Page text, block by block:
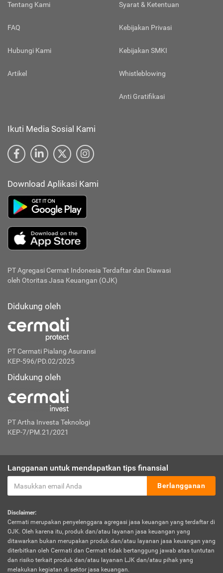
Tentang Kami
FAQ
Hubungi Kami
Artikel
Syarat & Ketentuan
Kebijakan Privasi
Kebijakan SMKI
Whistleblowing
Anti Gratifikasi
Ikuti Media Sosial Kami
Download Aplikasi Kami
PT Agregasi Cermat Indonesia Terdaftar dan Diawasi
oleh Otoritas Jasa Keuangan (OJK)
Didukung oleh
PT Cermati Pialang Asuransi
KEP-596/PD.02/2025
Didukung oleh
PT Artha Investa Teknologi
KEP-7/PM.21/2021
Langganan untuk mendapatkan tips finansial
Berlangganan
Disclaimer:
Cermati merupakan penyelenggara agregasi jasa keuangan yang terdaftar di
OJK. Oleh karena itu, produk dan/atau layanan jasa keuangan yang
ditawarkan bukan merupakan produk dan/atau layanan jasa keuangan yang
diterbitkan oleh Cermati dan Cermati tidak bertanggung jawab atas tuntutan
dan risiko terkait produk dan/atau layanan LJK dan/atau pihak yang
melakukan kegiatan di sektor jasa keuangan.